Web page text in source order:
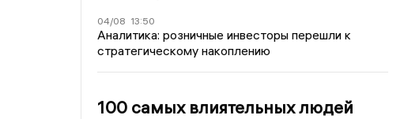
04/08 13:50
Аналитика: розничные инвесторы перешли к
стратегическому накоплению
100 самых влиятельных людей